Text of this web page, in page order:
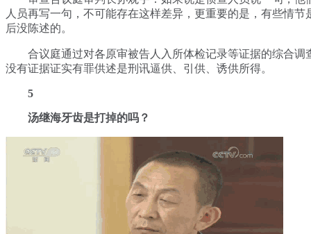
人员再写一句，不可能存在这样差异，更重要的是，有些情节
后没陈述的。
合议庭通过对各原审被告人入所体检记录等证据的综合调
没有证据证实有罪供述是刑讯逼供、引供、诱供所得。
5
汤继海牙齿是打掉的吗？